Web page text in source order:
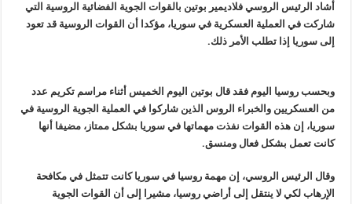
أشاد الرئيس الروسي فلاديمير بوتين بالقوات الجوية الفضائية الروسية التي
شاركت في العملية العسكرية في سوريا، مؤكدا أن القوات الروسية قد تعود
إلى سوريا إذا تطلب الأمر ذلك.
وبحسب روسيا اليوم فقد قال بوتين اليوم الخميس أثناء مراسم تكريم عدد
من العسكريين والخبراء الروس الذين شاركوا في العملية الجوية الروسية في
سوريا، إن هذه القوات نفذت مهماتها في سوريا بشكل ممتاز، مضيفا أنها
كانت تعمل بشكل فعال ومنسق.
وقال الرئيس الروسي، إن مهمة روسيا في سوريا كانت تتمثل في مكافحة
الإرهاب لكي لا ينتقل إلى أراضي روسيا، مشيرا إلى أن القوات الجوية